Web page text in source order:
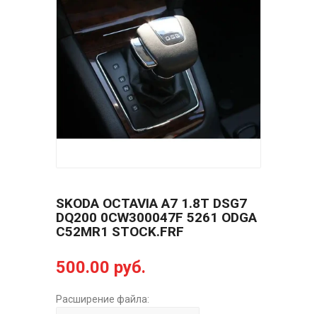
SKODA OCTAVIA A7 1.8T DSG7
DQ200 0CW300047F 5261 ODGA
C52MR1 STOCK.FRF
500.00 руб.
Расширение файла: